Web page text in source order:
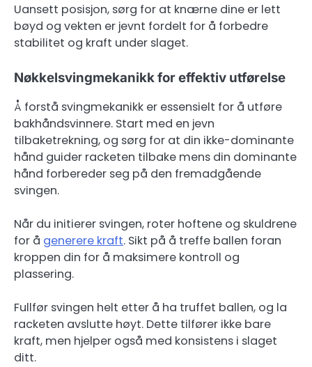
Uansett posisjon, sørg for at knærne dine er lett
bøyd og vekten er jevnt fordelt for å forbedre
stabilitet og kraft under slaget.
Nøkkelsvingmekanikk for effektiv utførelse
Å forstå svingmekanikk er essensielt for å utføre
bakhåndsvinnere. Start med en jevn
tilbaketrekning, og sørg for at din ikke-dominante
hånd guider racketen tilbake mens din dominante
hånd forbereder seg på den fremadgående
svingen.
Når du initierer svingen, roter hoftene og skuldrene
for å generere kraft. Sikt på å treffe ballen foran
kroppen din for å maksimere kontroll og
plassering.
Fullfør svingen helt etter å ha truffet ballen, og la
racketen avslutte høyt. Dette tilfører ikke bare
kraft, men hjelper også med konsistens i slaget
ditt.